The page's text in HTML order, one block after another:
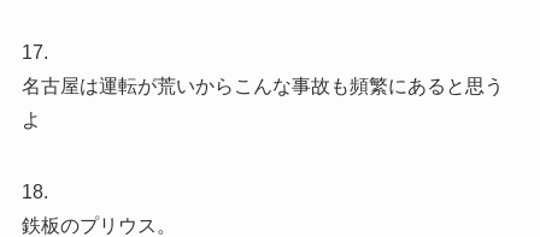
17.
名古屋は運転が荒いからこんな事故も頻繁にあると思う
よ
18.
鉄板のプリウス。